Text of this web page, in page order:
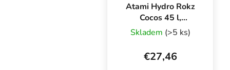
Atami Hydro Rokz
Cocos 45 l,
kokosový substrát
s keramzitom
Skladem (>5 ks)
€27,46